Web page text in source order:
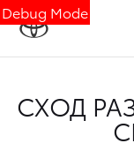
Debug Mode
СХОД